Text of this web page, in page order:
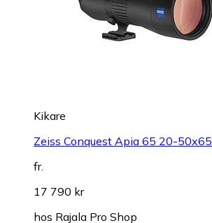
Kikare
Zeiss Conquest Apia 65 20-50x65
fr.
17 790 kr
hos Rajala Pro Shop